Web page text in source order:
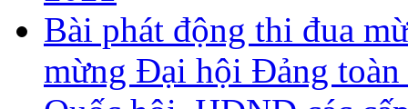
Bài phát động thi đua
mừng Đại hội Đảng